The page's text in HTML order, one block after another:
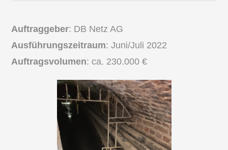
Auftraggeber: DB Netz AG
Ausführungszeitraum: Juni/Juli 2022
Auftragsvolumen: ca. 230.000 €